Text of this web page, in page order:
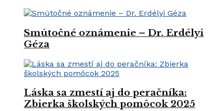
Smútočné oznámenie – Dr. Erdélyi
Géza
Láska sa zmestí aj do peračníka:
Zbierka školských pomôcok 2025